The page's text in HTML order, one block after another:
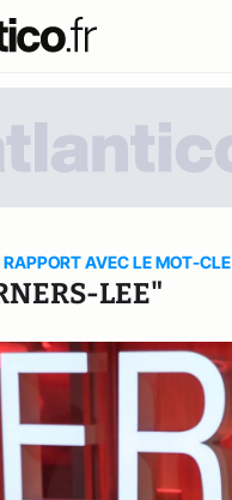
AVEC LE MOT-CLE
LEE"